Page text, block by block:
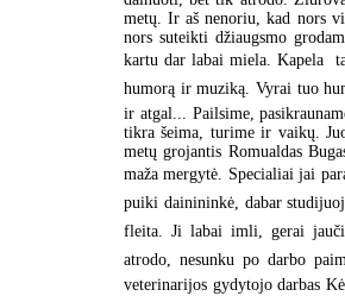
metų. Ir aš nenoriu, kad nors
nors suteikti džiaugsmo
kartu dar labai miela. Kapela 
humorą ir muziką. Vyrai tuo
ir atgal... Pailsime,
tikra šeima, turime ir vaikų.
metų grojantis Romualdas
maža mergytė. Specialiai jai
puiki dainininkė, dabar
fleita. Ji labai imli, gerai
atrodo, nesunku po darbo
veterinarijos gydytojo darbas